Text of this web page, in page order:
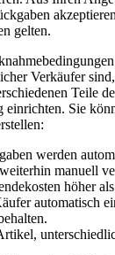
gelten.
Verkäufer
Teile
Sie
werden
manuell
höher
automatisch